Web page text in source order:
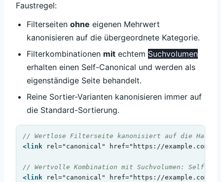
Faustregel:
Filterseitenohne eigenen Mehrwert
kanonisieren auf die übergeordnete Kategorie.
Filterkombinationen mit echtem Suchvolumen
erhalten einen Self-Canonical und werden als
eigenständige Seite behandelt.
Reine Sortier-Varianten kanonisieren immer auf
die Standard-Sortierung.
// Wertlose Filterseite kanonisiert auf die
<link rel="canonical" href="https://example.com/
// Wertvolle Kombination mit Suchvolumen: Self-
<link rel="canonical" href="https://example.com/